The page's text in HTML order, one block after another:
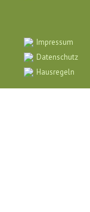
Impressum
Datenschutz
Hausregeln